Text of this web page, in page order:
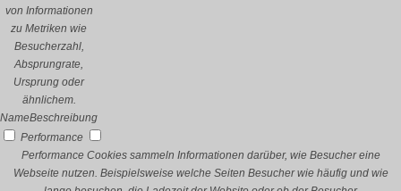
von Informationen
zu Metriken wie
Besucherzahl,
Absprungrate,
Ursprung oder
ähnlichem.
NameBeschreibung
Performance
Performance Cookies sammeln Informationen darüber, wie Besucher eine
Webseite nutzen. Beispielsweise welche Seiten Besucher wie häufig und wie